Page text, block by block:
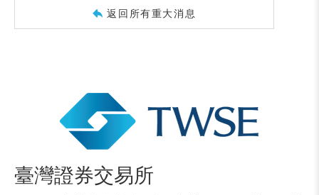
返回所有重大消息
臺灣證券交易所